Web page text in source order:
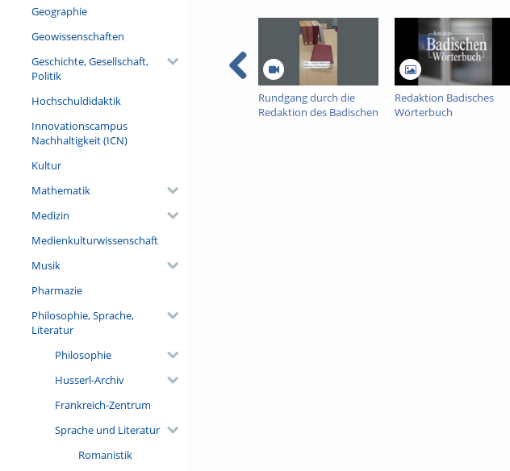
Geographie
Geowissenschaften
Geschichte, Gesellschaft,
Politik
Hochschuldidaktik
Innovationscampus
Nachhaltigkeit (ICN)
Kultur
Mathematik
Medizin
Medienkulturwissenschaft
Musik
Pharmazie
Philosophie, Sprache,
Literatur
Philosophie
Husserl-Archiv
Frankreich-Zentrum
Sprache und Literatur
Romanistik
Rundgang durch die
Redaktion des Badischen
Redaktion Badisches
Wörterbuch